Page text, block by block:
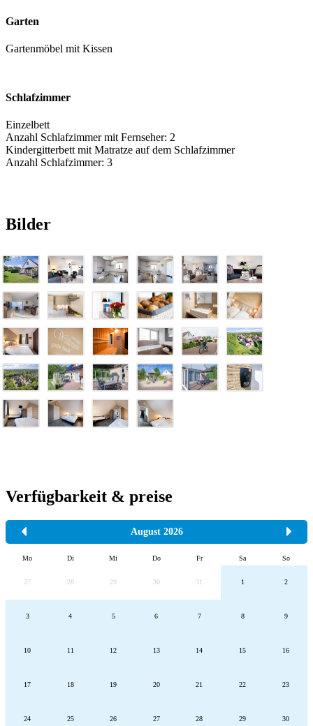
Garten
Gartenmöbel mit Kissen
Schlafzimmer
Einzelbett
Anzahl Schlafzimmer mit Fernseher: 2
Kindergitterbett mit Matratze auf dem Schlafzimmer
Anzahl Schlafzimmer: 3
Bilder
Verfügbarkeit & preise
August 2026
Mo Di Mi Do Fr Sa So
27 28 29 30 31 1 2
3 4 5 6 7 8 9
10 11 12 13 14 15 16
17 18 19 20 21 22 23
24 25 26 27 28 29 30